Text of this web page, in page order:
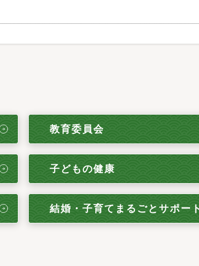
教育委員会
子どもの健康
結婚・子育てまるごとサポー